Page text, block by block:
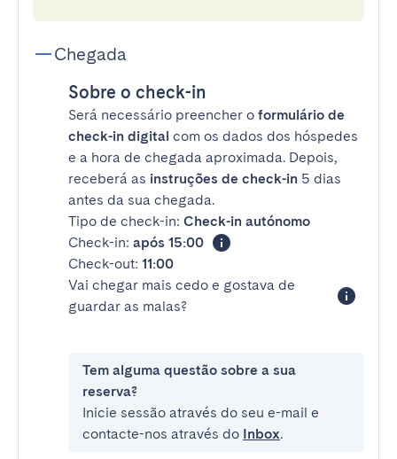
Chegada
Sobre o check-in
Será necessário preencher o formulário de
check-in digital com os dados dos hóspedes
e a hora de chegada aproximada. Depois,
receberá as instruções de check-in 5 dias
antes da sua chegada.
Tipo de check-in: Check-in autónomo
Check-in: após 15:00
Check-out: 11:00
Vai chegar mais cedo e gostava de
guardar as malas?
Tem alguma questão sobre a sua
reserva?
Inicie sessão através do seu e-mail e
contacte-nos através do Inbox.